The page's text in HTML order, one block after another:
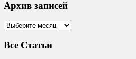
Архив записей
Архив
Все Статьи